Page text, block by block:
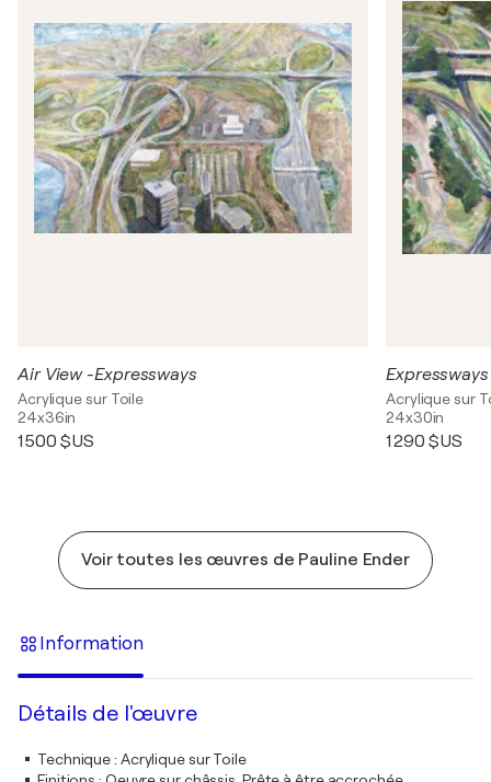
Air View -Expressways
Acrylique sur Toile
24x36in
1 500 $US
Expressways
Acrylique sur
24x30in
1 290 $US
Voir toutes les œuvres de Pauline Ender
Information
Détails de l'œuvre
Technique: Acrylique sur Toile